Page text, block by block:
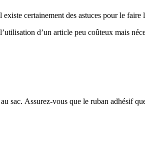
certainement des astuces pour le faire
d’un article peu coûteux mais
sac. Assurez-vous que le ruban adhésif